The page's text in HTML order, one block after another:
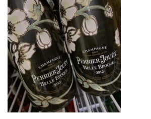
b
o
o
k